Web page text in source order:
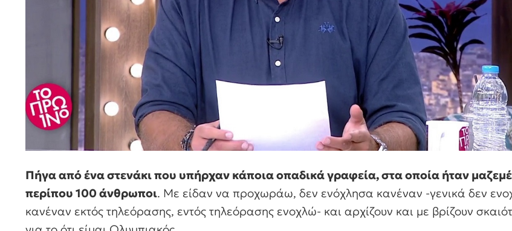
Πήγα από ένα στενάκι που υπήρχαν κάποια οπαδικά γραφεία, στα οποία ήταν
περίπου 100 άνθρωποι. Με είδαν να προχωράω, δεν ενόχλησα κανέναν -γενικά δεν
κανέναν εκτός τηλεόρασης, εντός τηλεόρασης ενοχλώ- και αρχίζουν και με βρίζουν